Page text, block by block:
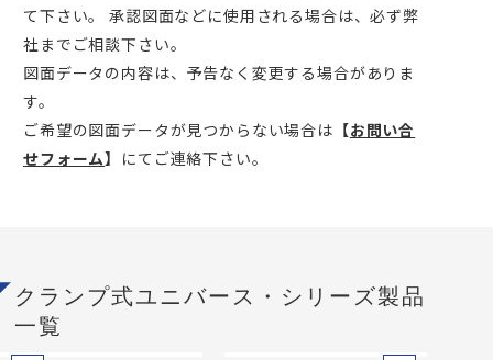
て下さい。 承認図面などに使用される場合は、必ず弊
社までご相談下さい。
図面データの内容は、予告なく変更する場合がありま
す。
ご希望の図面データが見つからない場合は 【お問い合
せフォーム】 にてご連絡下さい。
クランプ式ユニバース・シリーズ製品
一覧